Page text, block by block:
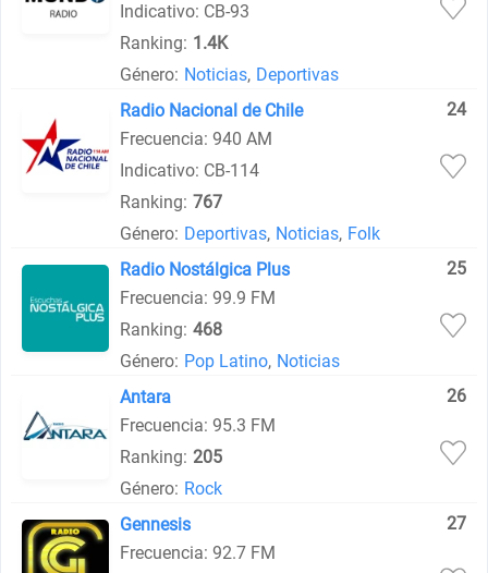
Indicativo: CB-93
Ranking: 1.4K
Género: Noticias, Deportivas
Radio Nacional de Chile
24
Frecuencia: 940 AM
Indicativo: CB-114
Ranking: 767
Género: Deportivas, Noticias, Folk
Radio Nostálgica Plus
25
Frecuencia: 99.9 FM
Ranking: 468
Género: Pop Latino, Noticias
Antara
26
Frecuencia: 95.3 FM
Ranking: 205
Género: Rock
Gennesis
27
Frecuencia: 92.7 FM